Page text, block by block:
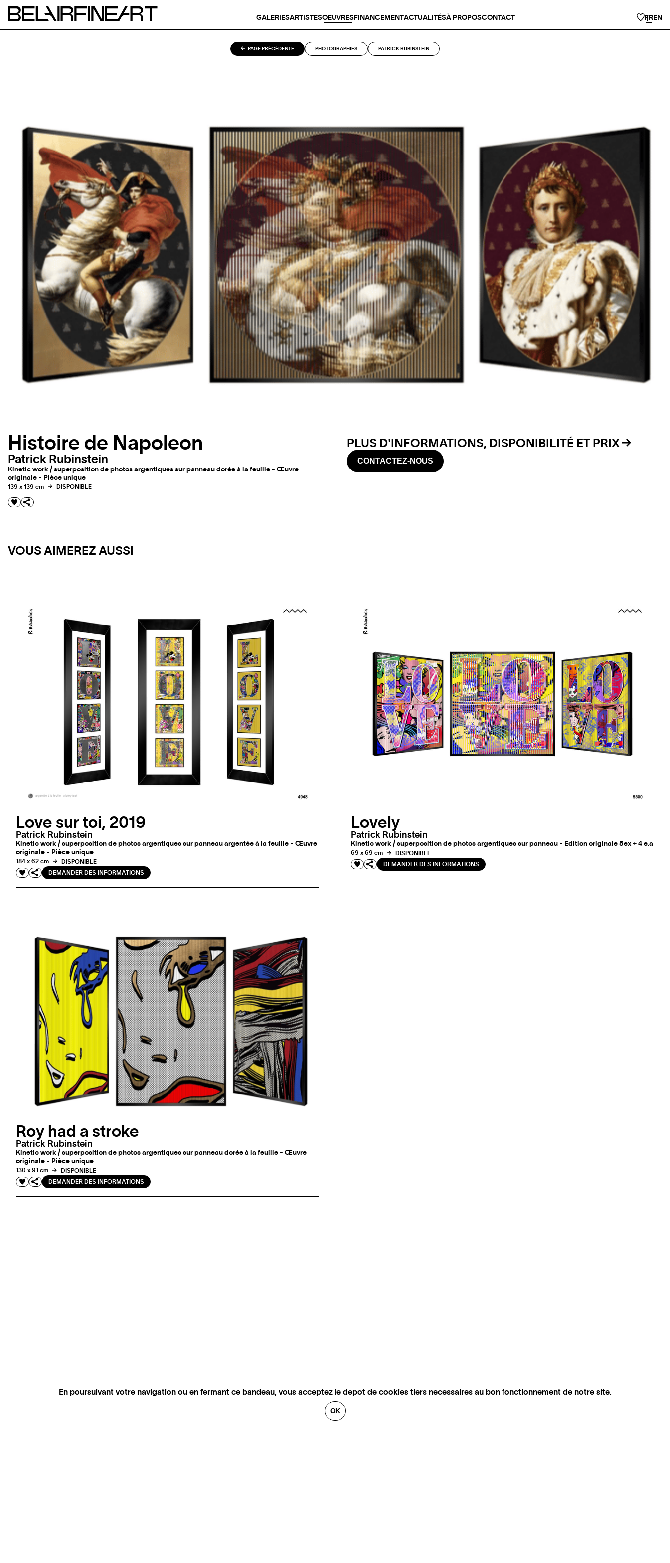
En poursuivant votre navigation ou en fermant ce bandeau, vous acceptez le depot de cookies tiers necessaires au bon fonctionnement de notre site.
OK
GALERIESARTISTESOEUVRESFINANCEMENTACTUALITÉSÀ PROPOSCONTACT FREN
PAGE PRÉCÉDENTE PHOTOGRAPHIES PATRICK RUBINSTEIN
Histoire de Napoleon
Patrick Rubinstein
Kinetic work / superposition de photos argentiques sur panneau dorée à la feuille - Œuvre
originale - Pièce unique
139 x 139 cm DISPONIBLE
PLUS D'INFORMATIONS, DISPONIBILITÉ ET PRIX
CONTACTEZ-NOUS
VOUS AIMEREZ AUSSI
Love sur toi, 2019
Patrick Rubinstein
Kinetic work / superposition de photos argentiques sur panneau argentée à la feuille - Œuvre
originale - Pièce unique
184 x 62 cm
DISPONIBLE
DEMANDER DES INFORMATIONS
Lovely
Patrick Rubinstein
Kinetic work / superposition de photos argentiques sur panneau - Edition originale 8ex + 4 e.a
69 x 69 cm
DISPONIBLE
DEMANDER DES INFORMATIONS
Roy had a stroke
Patrick Rubinstein
Kinetic work / superposition de photos argentiques sur panneau dorée à la feuille - Œuvre
originale - Pièce unique
130 x 91 cm
DISPONIBLE
DEMANDER DES INFORMATIONS